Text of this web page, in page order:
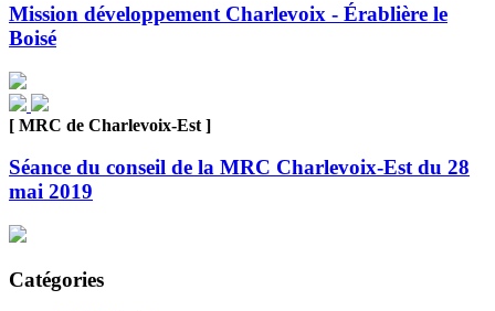
Mission développement Charlevoix - Érablière le
Boisé
[ MRC de Charlevoix-Est ]
Séance du conseil de la MRC Charlevoix-Est du 28
mai 2019
Catégories